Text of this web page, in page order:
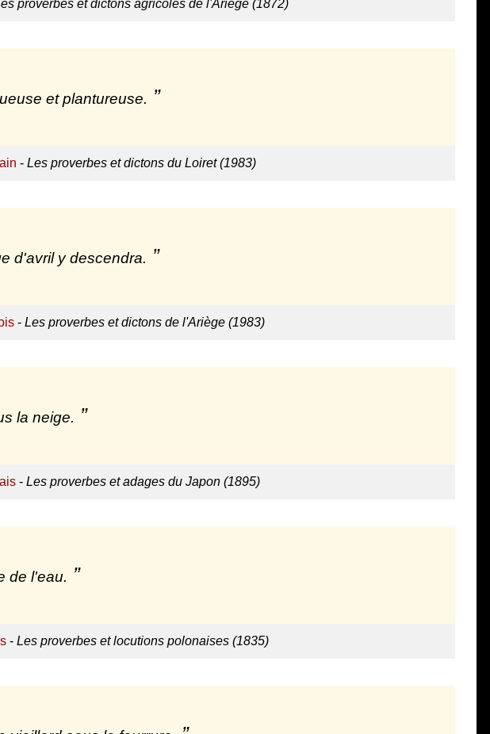
proverbes et dictons agricoles de l'Ariège (1872)
et plantureuse.
- Les proverbes et dictons du Loiret (1983)
d'avril y descendra.
- Les proverbes et dictons de l'Ariège (1983)
la neige.
- Les proverbes et adages du Japon (1895)
de l'eau.
- Les proverbes et locutions polonaises (1835)